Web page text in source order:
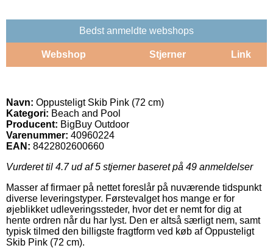
Bedst anmeldte webshops
Webshop Stjerner Link
Navn: Oppusteligt Skib Pink (72 cm)
Kategori: Beach and Pool
Producent: BigBuy Outdoor
Varenummer: 40960224
EAN: 8422802600660
Vurderet til 4.7ud af 5 stjerner baseret på 49 anmeldelser
Masser af firmaer på nettet foreslår på nuværende tidspunkt
diverse leveringstyper. Førstevalget hos mange er for
øjeblikket udleveringssteder, hvor det er nemt for dig at
hente ordren når du har lyst. Den er altså særligt nem, samt
typisk tilmed den billigste fragtform ved køb af Oppusteligt
Skib Pink (72 cm).